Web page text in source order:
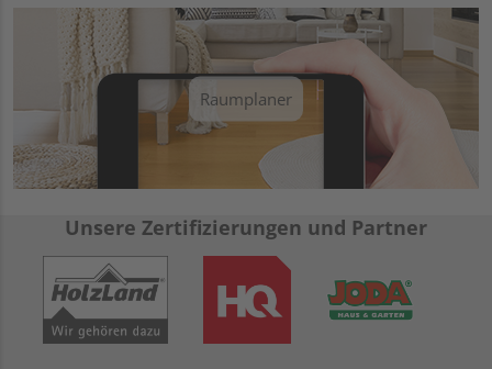
Raumplaner
Unsere Zertifizierungen und Partner